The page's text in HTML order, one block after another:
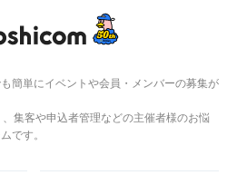
簡単にイベントや会員・メンバーの募集が
集客や申込者管理などの主催者様のお悩
です。